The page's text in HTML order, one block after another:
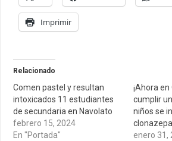
Imprimir
Relacionado
Comen pastel y resultan
intoxicados 11 estudiantes
de secundaria en Navolato
febrero 15, 2024
En "Portada"
¡Ahora
cumplir
niños se
enero 31,